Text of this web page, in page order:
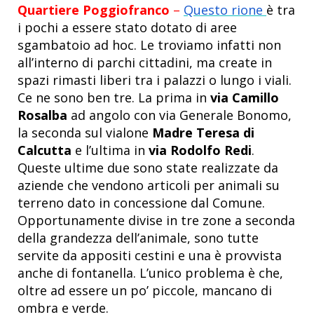
Quartiere Poggiofranco – Questo rione è tra
i pochi a essere stato dotato di aree
sgambatoio ad hoc. Le troviamo infatti non
all’interno di parchi cittadini, ma create in
spazi rimasti liberi tra i palazzi o lungo i viali.
Ce ne sono ben tre. La prima in via Camillo
Rosalba ad angolo con via Generale Bonomo,
la seconda sul vialone Madre Teresa di
Calcutta e l’ultima in via Rodolfo Redi.
Queste ultime due sono state realizzate da
aziende che vendono articoli per animali su
terreno dato in concessione dal Comune.
Opportunamente divise in tre zone a seconda
della grandezza dell’animale, sono tutte
servite da appositi cestini e una è provvista
anche di fontanella. L’unico problema è che,
oltre ad essere un po’ piccole, mancano di
ombra e verde.